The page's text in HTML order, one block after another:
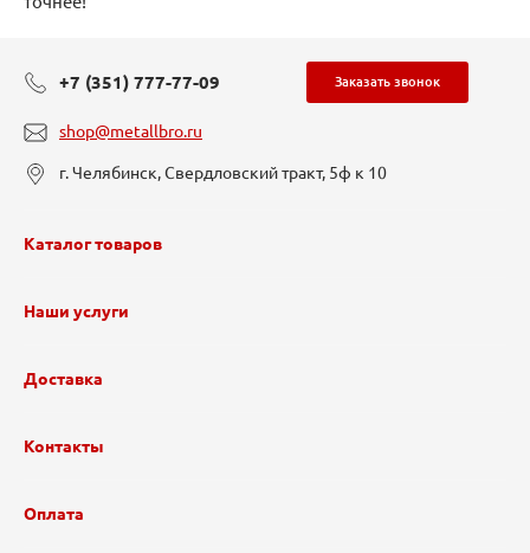
+7 (351) 777-77-09 Заказать звонок
shop@metallbro.ru
г. Челябинск, Свердловский тракт, 5ф к 10
Каталог товаров
Наши услуги
Доставка
Контакты
Оплата